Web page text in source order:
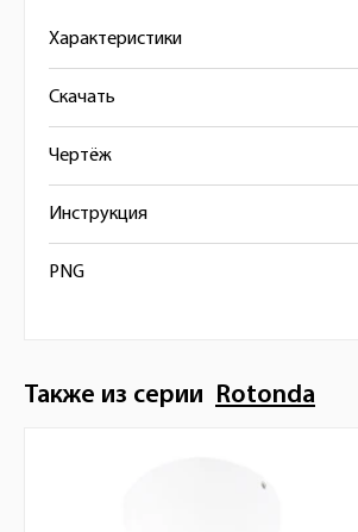
Характеристики
Скачать
Чертёж
Инструкция
PNG
Также из серии Rotonda